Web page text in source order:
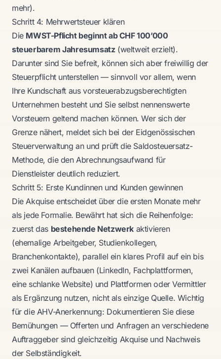
mehr).
Schritt 4: Mehrwertsteuer klären
Die MWST-Pflicht beginnt ab CHF 100’000
steuerbarem Jahresumsatz(weltweit erzielt).
Darunter sind Sie befreit, können sich aber freiwillig der
Steuerpflicht unterstellen — sinnvoll vor allem, wenn
Ihre Kundschaft aus vorsteuerabzugsberechtigten
Unternehmen besteht und Sie selbst nennenswerte
Vorsteuern geltend machen können. Wer sich der
Grenze nähert, meldet sich bei der Eidgenössischen
Steuerverwaltung an und prüft die Saldosteuersatz-
Methode, die den Abrechnungsaufwand für
Dienstleister deutlich reduziert.
Schritt 5: Erste Kundinnen und Kunden gewinnen
Die Akquise entscheidet über die ersten Monate mehr
als jede Formalie. Bewährt hat sich die Reihenfolge:
zuerst das bestehende Netzwerk aktivieren
(ehemalige Arbeitgeber, Studienkollegen,
Branchenkontakte), parallel ein klares Profil auf ein bis
zwei Kanälen aufbauen (LinkedIn, Fachplattformen,
eine schlanke Website) und Plattformen oder Vermittler
als Ergänzung nutzen, nicht als einzige Quelle. Wichtig
für die AHV-Anerkennung: Dokumentieren Sie diese
Bemühungen — Offerten und Anfragen an verschiedene
Auftraggeber sind gleichzeitig Akquise und Nachweis
der Selbständigkeit.